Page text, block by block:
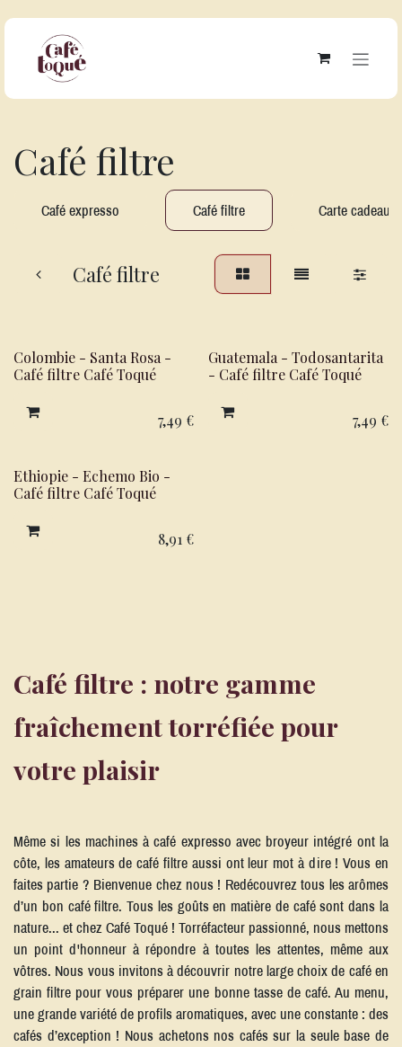
Café filtre
Café expresso Café filtre Carte cadeau
Café filtre
Colombie - Santa Rosa -
Café filtre Café Toqué
7,49 €
Guatemala - Todosantarita
- Café filtre Café Toqué
7,49 €
Ethiopie - Echemo Bio -
Café filtre Café Toqué
8,91 €
Café filtre : notre gamme
fraîchement torréfiée pour
votre plaisir
Même si les machines à café expresso avec broyeur intégré ont la
côte, les amateurs de café filtre aussi ont leur mot à dire ! Vous en
faites partie ? Bienvenue chez nous ! Redécouvrez tous les arômes
d’un bon café filtre. Tous les goûts en matière de café sont dans la
nature... et chez Café Toqué ! Torréfacteur passionné, nous mettons
un point d'honneur à répondre à toutes les attentes, même aux
vôtres. Nous vous invitons à découvrir notre large choix de café en
grain filtre pour vous préparer une bonne tasse de café. Au menu,
une grande variété de profils aromatiques, avec une constante : des
cafés d’exception ! Nous achetons nos cafés sur la seule base de